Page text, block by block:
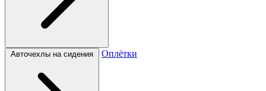
Авточехлы на сидения Оплётки